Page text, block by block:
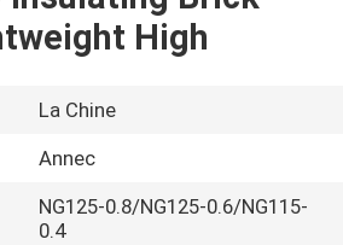
High
La Chine
Annec
NG125-0.8/NG125-0.6/NG115-
0.4